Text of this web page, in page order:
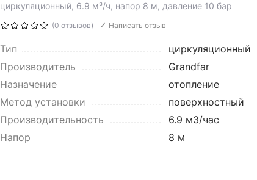
циркуляционный, 6.9 м³/ч, напор 8 м, давление 10 бар
(0 отзывов) Написать отзыв
Тип
циркуляционный
Производитель
Grandfar
Назначение
отопление
Метод установки
поверхностный
Производительность
6.9 м3/час
Напор
8 м